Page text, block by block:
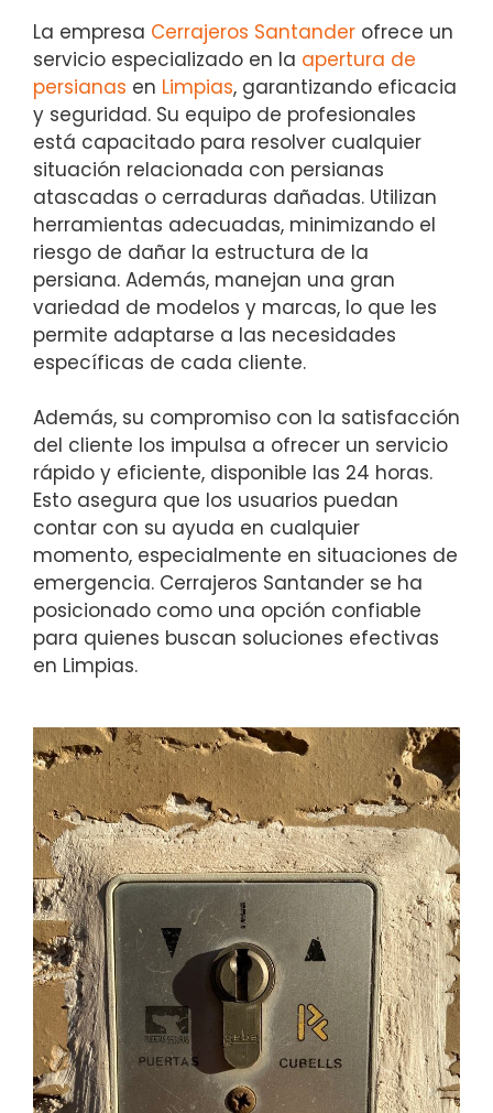
La empresa Cerrajeros Santander ofrece un
servicio especializado en la apertura de
persianas en Limpias, garantizando eficacia
y seguridad. Su equipo de profesionales
está capacitado para resolver cualquier
situación relacionada con persianas
atascadas o cerraduras dañadas. Utilizan
herramientas adecuadas, minimizando el
riesgo de dañar la estructura de la
persiana. Además, manejan una gran
variedad de modelos y marcas, lo que les
permite adaptarse a las necesidades
específicas de cada cliente.
Además, su compromiso con la satisfacción
del cliente los impulsa a ofrecer un servicio
rápido y eficiente, disponible las 24 horas.
Esto asegura que los usuarios puedan
contar con su ayuda en cualquier
momento, especialmente en situaciones de
emergencia. Cerrajeros Santander se ha
posicionado como una opción confiable
para quienes buscan soluciones efectivas
en Limpias.